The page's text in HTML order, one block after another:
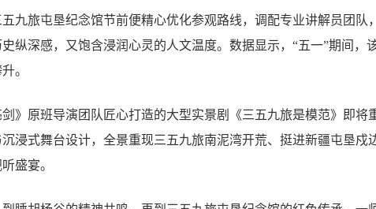
九旅屯垦纪念馆节前便精心优化参观路线，调配专业讲解员团队
纵深感，又饱含浸润心灵的人文温度。数据显示，“五一”期间，
。
》原班导演团队匠心打造的大型实景剧《三五九旅是模范》即将
浸式舞台设计，全景重现三五九旅南泥湾开荒、挺进新疆屯垦戍
盛宴。